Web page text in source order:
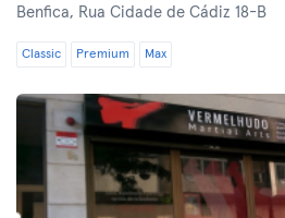
Benfica, Rua Cidade de Cádiz 18-B
Classic Premium Max